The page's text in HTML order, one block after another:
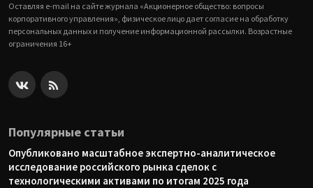
Оставляя e-mail на сайте журнала «Акционерное общество: вопросы
корпоративного управления», физическое лицо дает согласие на обработку
персональных данных и получение информационной рассылки. Возрастные
ограничения 16+
Популярные статьи
Опубликовано масштабное экспертно-аналитическое
исследование российского рынка сделок с
технологическими активами по итогам 2025 года